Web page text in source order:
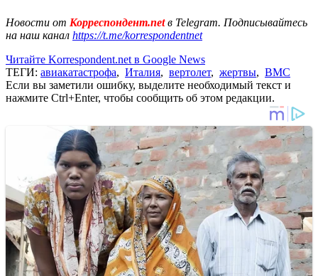
Новости от Корреспондент.netв Telegram. Подписывайтесь
на наш канал https://t.me/korrespondentnet
Читайте Korrespondent.net в Google News
ТЕГИ: авиакатастрофа, Италия, вертолет, жертвы, ВМС
Если вы заметили ошибку, выделите необходимый текст и
нажмите Ctrl+Enter, чтобы сообщить об этом редакции.